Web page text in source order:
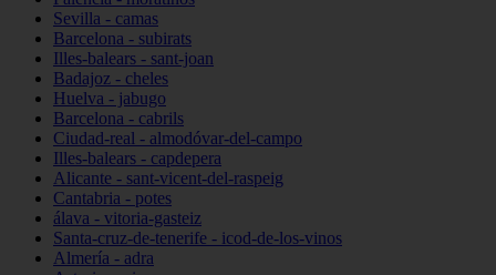
Sevilla - camas
Barcelona - subirats
Illes-balears - sant-joan
Badajoz - cheles
Huelva - jabugo
Barcelona - cabrils
Ciudad-real - almodóvar-del-campo
Illes-balears - capdepera
Alicante - sant-vicent-del-raspeig
Cantabria - potes
álava - vitoria-gasteiz
Santa-cruz-de-tenerife - icod-de-los-vinos
Almería - adra